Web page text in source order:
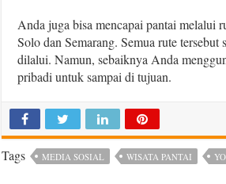
Anda juga bisa mencapai pantai melalui
Solo dan Semarang. Semua rute tersebut
dilalui. Namun, sebaiknya Anda
pribadi untuk sampai di tujuan.
Tags MEDIA SOSIAL WISATA PANTAI